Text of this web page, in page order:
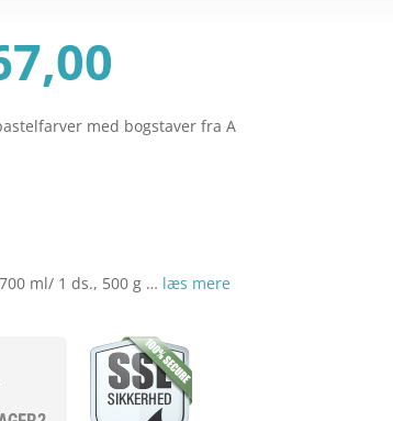
pris
er:
med bogstaver fra A
ml/ 1 ds., 500 g … læs mere